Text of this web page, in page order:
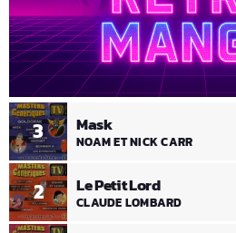
2 Le Petit Lord
CLAUDE LOMBARD
3 Mask
NOAM ET NICK CARR